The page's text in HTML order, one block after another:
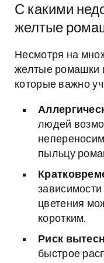
С какими
желтые
Несмотря на
желтые ромашки
которые важно
людей
пыльцу
цветения
коротким.
Риск
быстрое